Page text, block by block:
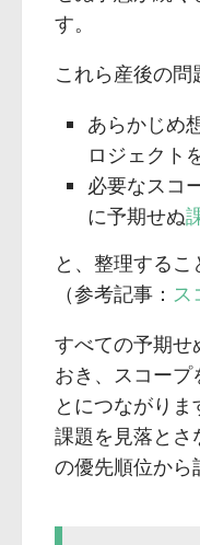
す。
これら産後の問
あらかじめ
ロジェクト
必要なスコ
に予期せぬ
と、整理する
（参考記事： ス
すべての予期せ
おき、スコー
とにつながり
課題を見落とさ
の優先順位から